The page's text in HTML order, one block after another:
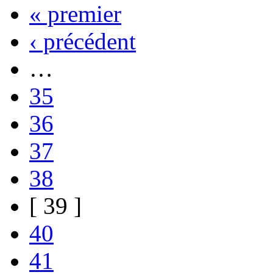
« premier
‹ précédent
…
35
36
37
38
[ 39 ]
40
41